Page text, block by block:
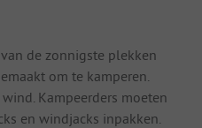
de zonnigste plekken
om te kamperen.
Kampeerders moeten
en windjacks inpakken.